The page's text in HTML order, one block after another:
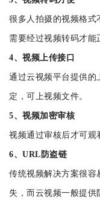
很多人拍摄的视频格式
需要经过视频转码才能
4、视频上传接口
通过云视频平台提供的
定，可上视频文件。
5、视频加密审核
视频通过审核后才可观
6、URL防盗链
传统视频解决方案很容
失，而云视频一般提供